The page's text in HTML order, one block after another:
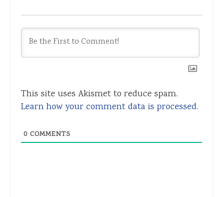
This site uses Akismet to reduce spam.
Learn how your comment data is processed.
0 COMMENTS